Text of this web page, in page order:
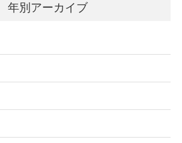
年別アーカイブ